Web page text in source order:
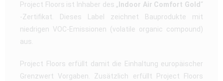
Project Floors ist Inhaber des „ Indoor Air Comfort Gold “
-Zertifikat. Dieses Label zeichnet Bauprodukte mit
niedrigen VOC-Emissionen (volatile organic compound)
aus.
Project Floors erfüllt damit die Einhaltung europäischer
Grenzwert Vorgaben. Zusätzlich erfüllt Project Floors